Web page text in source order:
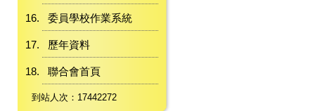
委員學校作業系統
歷年資料
聯合會首頁
到站人次：17442272